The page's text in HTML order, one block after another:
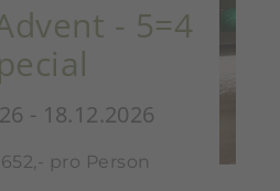
- 5=4
- 18.12.2026
pro Person